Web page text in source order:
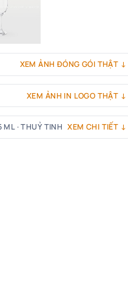
XEM ẢNH ĐÓNG GÓI THẬT ↓
XEM ẢNH IN LOGO THẬT ↓
· THUỶ TINH XEM CHI TIẾT ↓